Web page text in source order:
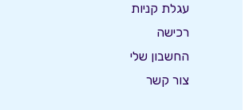
עגלת קניות
רכישה
החשבון שלי
צור קשר